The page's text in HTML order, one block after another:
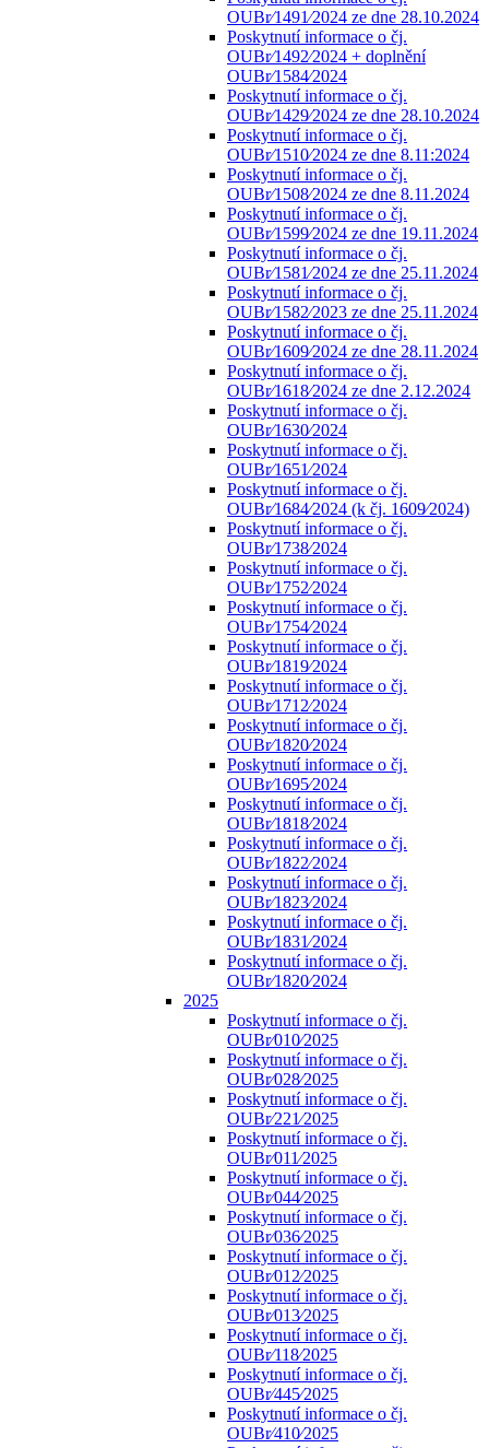
OUBr⁄1491⁄2024 ze dne 28.10.2024
Poskytnutí informace o čj.
OUBr⁄1492⁄2024 + doplnění
OUBr⁄1584⁄2024
Poskytnutí informace o čj.
OUBr⁄1429⁄2024 ze dne 28.10.2024
Poskytnutí informace o čj.
OUBr⁄1510⁄2024 ze dne 8.11:2024
Poskytnutí informace o čj.
OUBr⁄1508⁄2024 ze dne 8.11.2024
Poskytnutí informace o čj.
OUBr⁄1599⁄2024 ze dne 19.11.2024
Poskytnutí informace o čj.
OUBr⁄1581⁄2024 ze dne 25.11.2024
Poskytnutí informace o čj.
OUBr⁄1582⁄2023 ze dne 25.11.2024
Poskytnutí informace o čj.
OUBr⁄1609⁄2024 ze dne 28.11.2024
Poskytnutí informace o čj.
OUBr⁄1618⁄2024 ze dne 2.12.2024
Poskytnutí informace o čj.
OUBr⁄1630⁄2024
Poskytnutí informace o čj.
OUBr⁄1651⁄2024
Poskytnutí informace o čj.
OUBr⁄1684⁄2024 (k čj. 1609⁄2024)
Poskytnutí informace o čj.
OUBr⁄1738⁄2024
Poskytnutí informace o čj.
OUBr⁄1752⁄2024
Poskytnutí informace o čj.
OUBr⁄1754⁄2024
Poskytnutí informace o čj.
OUBr⁄1819⁄2024
Poskytnutí informace o čj.
OUBr⁄1712⁄2024
Poskytnutí informace o čj.
OUBr⁄1820⁄2024
Poskytnutí informace o čj.
OUBr⁄1695⁄2024
Poskytnutí informace o čj.
OUBr⁄1818⁄2024
Poskytnutí informace o čj.
OUBr⁄1822⁄2024
Poskytnutí informace o čj.
OUBr⁄1823⁄2024
Poskytnutí informace o čj.
OUBr⁄1831⁄2024
Poskytnutí informace o čj.
OUBr⁄1820⁄2024
2025
Poskytnutí informace o čj.
OUBr⁄010⁄2025
Poskytnutí informace o čj.
OUBr⁄028⁄2025
Poskytnutí informace o čj.
OUBr⁄221⁄2025
Poskytnutí informace o čj.
OUBr⁄011⁄2025
Poskytnutí informace o čj.
OUBr⁄044⁄2025
Poskytnutí informace o čj.
OUBr⁄036⁄2025
Poskytnutí informace o čj.
OUBr⁄012⁄2025
Poskytnutí informace o čj.
OUBr⁄013⁄2025
Poskytnutí informace o čj.
OUBr⁄118⁄2025
Poskytnutí informace o čj.
OUBr⁄445⁄2025
Poskytnutí informace o čj.
OUBr⁄410⁄2025